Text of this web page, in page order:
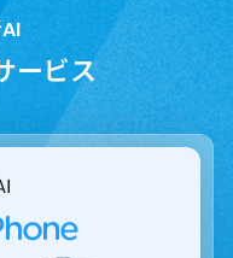
ービス